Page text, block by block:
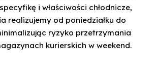
i właściwości chłodnicze,
realizujemy od poniedziałku do
ryzyko przetrzymania
kurierskich w weekend.